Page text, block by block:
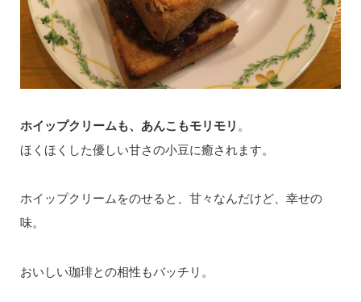
ホイップクリームも、あんこもモリモリ 。
ほくほくした優しい甘さの小豆に癒されます。
ホイップクリームをのせると、甘々なんだけど、幸せの
味。
おいしい珈琲との相性もバッチリ。